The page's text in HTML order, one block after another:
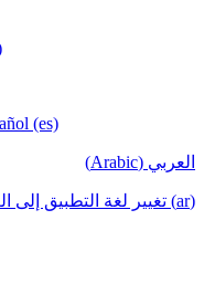
(es)
العربي (Arabic)
(ar) تغيير لغة التطبيق إلى العربية